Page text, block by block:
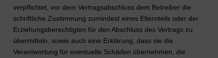
verpflichtet, vor dem Vertragsabschluss dem Betreiber die
schriftliche Zustimmung zumindest eines Elternteils oder der
Erziehungsberechtigten für den Abschluss des Vertrags zu
übermitteln, sowie auch eine Erklärung, dass sie die
Verantwortung für eventuelle Schäden übernehmen, die